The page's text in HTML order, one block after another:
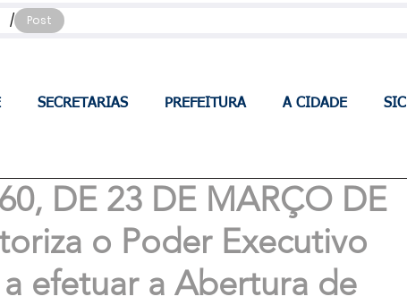
/ Post
SECRETARIAS PREFEITURA A CIDADE SIC
DE 23 DE MARÇO DE
o Poder Executivo
efetuar a Abertura de